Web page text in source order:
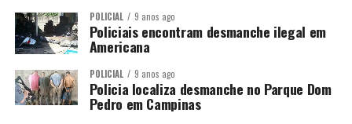
POLICIAL 9 anos ago
Policiais encontram desmanche ilegal em
Americana
POLICIAL 9 anos ago
Policia localiza desmanche no Parque Dom
Pedro em Campinas